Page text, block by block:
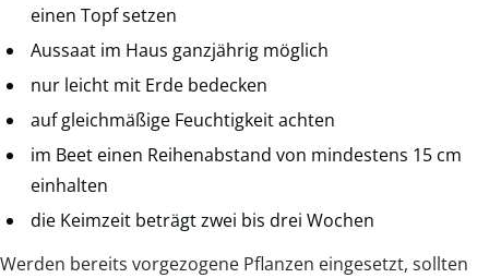
einen Topf setzen
Aussaat im Haus ganzjährig möglich
nur leicht mit Erde bedecken
auf gleichmäßige Feuchtigkeit achten
im Beet einen Reihenabstand von mindestens 15 cm
einhalten
die Keimzeit beträgt zwei bis drei Wochen
Werden bereits vorgezogene Pflanzen eingesetzt, sollten